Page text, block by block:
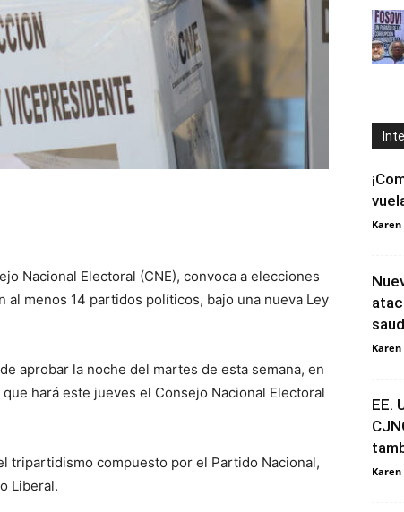
Nacional Electoral (CNE), convoca a elecciones
menos 14 partidos políticos, bajo una nueva Ley
aprobar la noche del martes de esta semana, en
hará este jueves el Consejo Nacional Electoral
tripartidismo compuesto por el Partido Nacional,
Liberal.
Karen
Karen
EE.
Karen